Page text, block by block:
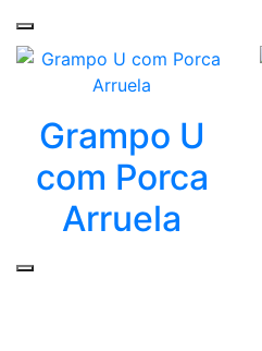
Grampo U
com Porca
Arruela